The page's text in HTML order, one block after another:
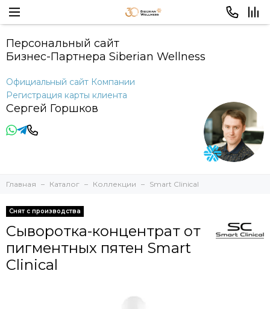
Персональный сайт
Бизнес-Партнера Siberian Wellness
Официальный сайт Компании
Регистрация карты клиента
Сергей Горшков
Главная Каталог Коллекции Smart Clinical
Снят с производства
Сыворотка-концентрат от
пигментных пятен Smart
Clinical